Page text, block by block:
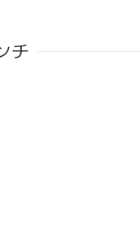
チ